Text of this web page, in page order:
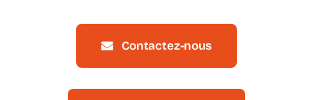
Contactez-nous